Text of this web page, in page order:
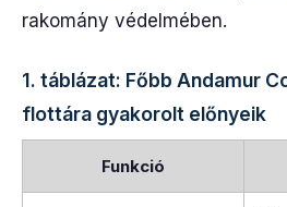
rakomány védelmében.
1. táblázat: Főbb Andamur
flottára gyakorolt előnyeik
Funkció